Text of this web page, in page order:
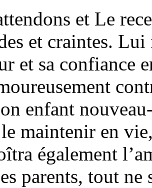
et Le
et craintes. Lui
et sa confiance
enfant
maintenir en
également
parents, tout